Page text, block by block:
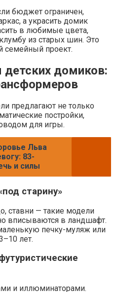
бюджет ограничен,
а украсить домик
в любимые цвета,
из старых шин. Это
семейный проект.
домиков:
предлагают не только
постройки,
для игры.
Льва
83-
и силы
старину»
ставни — такие модели
вписываются в ландшафт.
печку-муляж или
лет.
и иллюминаторами.